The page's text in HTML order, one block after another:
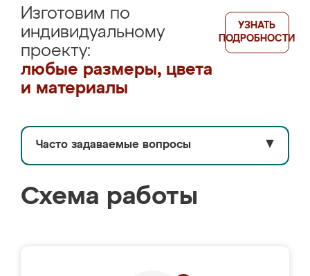
Изготовим по
индивидуальному
проекту:
любые размеры, цвета
и материалы
УЗНАТЬ
ПОДРОБНОСТИ
Часто задаваемые вопросы ▼
Схема работы